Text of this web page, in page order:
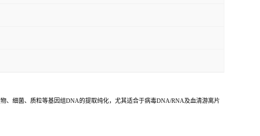
、细菌、质粒等基因组DNA的提取纯化，尤其适合于病毒DNA/RNA及血清游离片